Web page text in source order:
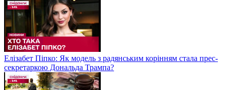
Елізабет Піпко: Як модель з радянським корінням стала прес-
секретаркою Дональда Трампа?